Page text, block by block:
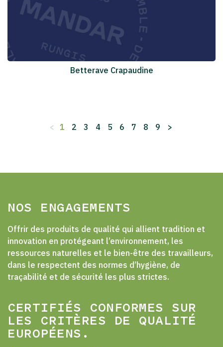
Betterave Crapaudine
< 1 2 3 4 5 6 7 8 9 >
NOS ENGAGEMENTS
Offrir des produits de qualité qui allient tradition et
innovation en protégeant l’environnement, les
ressources naturelles et le bien-être des travailleurs,
dans le respectent des normes d’hygiène, de
traçabilité et de sécurité les plus strictes.
CERTIFIÉS CONFORMES SUR
LES CRITÈRES DE QUALITÉ
EUROPÉENS.